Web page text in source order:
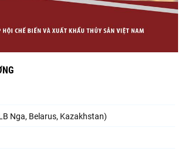
Nga, Belarus, Kazakhstan)